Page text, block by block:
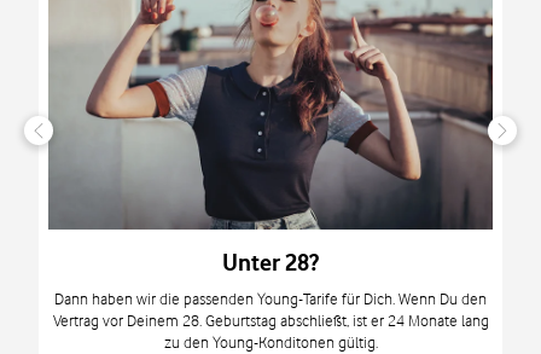
Unter 28?
Dann haben wir die passenden Young-Tarife für Dich. Wenn Du den
Vertrag vor Deinem 28. Geburtstag abschließt, ist er 24 Monate lang
zu den Young-Konditonen gültig.